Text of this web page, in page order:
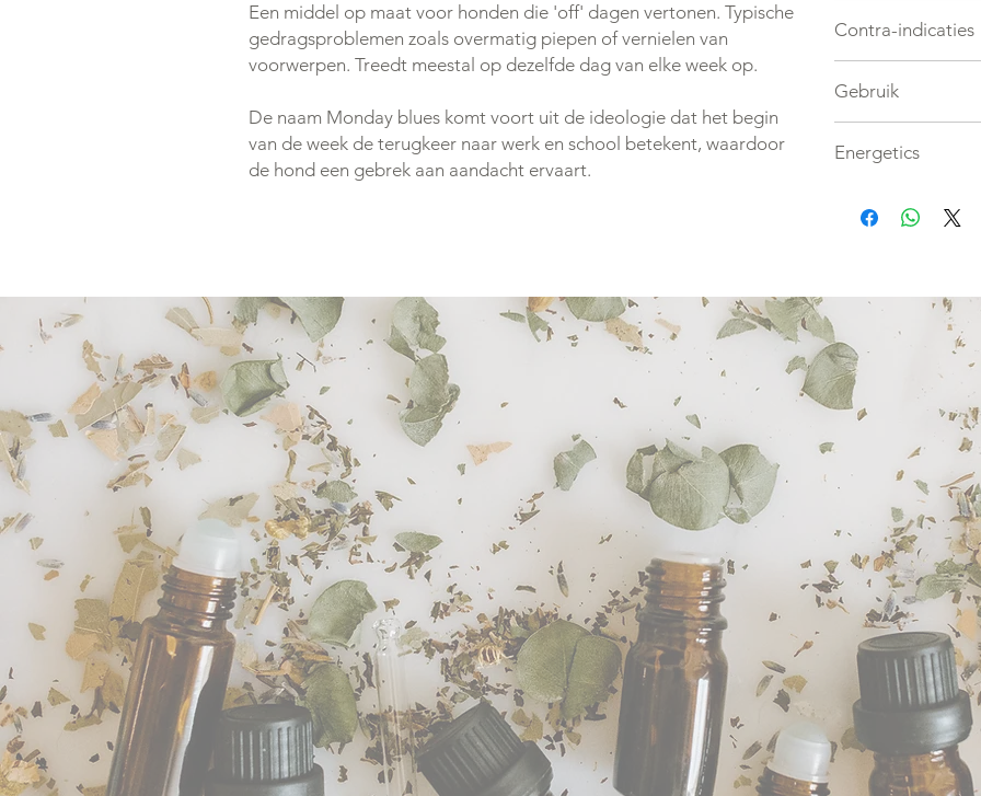
Een middel op maat voor honden die 'off' dagen vertonen. Typische
gedragsproblemen zoals overmatig piepen of vernielen van
voorwerpen. Treedt meestal op dezelfde dag van elke week op.
De naam Monday blues komt voort uit de ideologie dat het begin
van de week de terugkeer naar werk en school betekent, waardoor
de hond een gebrek aan aandacht ervaart.
Contra-indicaties
Gebruik
zijkant van het
niet laten eten of
zuiver
worden m.b.v. een
Energetics